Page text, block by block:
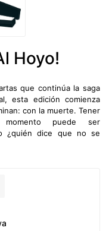
Hoyo!
que continúa la saga
esta edición comienza
con la muerte. Tener
puede ser
¿quién dice que no se